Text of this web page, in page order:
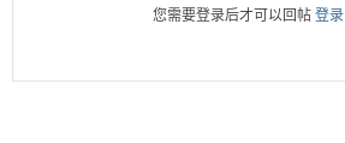
您需要登录后才可以回帖登录